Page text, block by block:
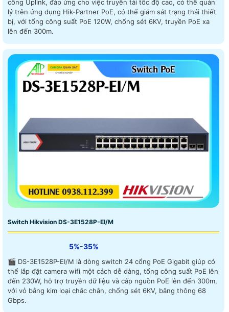
cổng Uplink, đáp ứng cho việc truyền tải tốc độ cao, có thể quản
lý trên ứng dụng Hik-Partner PoE, có thể giám sát trạng thái thiết
bị, với tổng công suất PoE 120W, chống sét 6KV, truyền PoE xa
lên đến 300m.
Switch Hikvision DS-3E1528P-EI/M
5%-35%
🎬 DS-3E1528P-EI/M là dòng switch 24 cổng PoE Gigabit giúp có
thể lắp đặt camera wifi một cách dễ dàng, tổng công suất PoE lên
đến 230W, hỗ trợ truyền dữ liệu và cấp nguồn PoE lên đến 300m,
với vỏ bằng kim loại chắc chắn, chống sét 6KV, băng thông 68
Gbps.